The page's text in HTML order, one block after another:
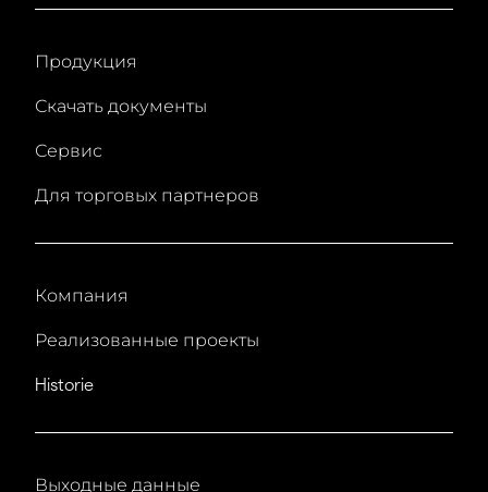
Продукция
Скачать документы
Сервис
Для торговых партнеров
Компания
Реализованные проекты
Historie
Выходные данные